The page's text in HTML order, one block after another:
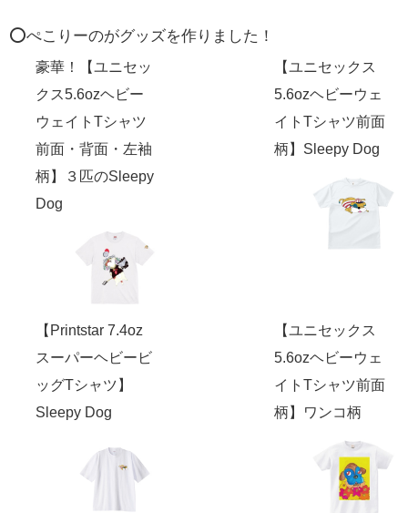
⭕️ぺこりーのがグッズを作りました！
豪華！【ユニセッ
クス5.6ozヘビー
ウェイトTシャツ
前面・背面・左袖
柄】３匹のSleepy
Dog
【ユニセックス
5.6ozヘビーウェ
イトTシャツ前面
柄】Sleepy Dog
【Printstar 7.4oz
スーパーヘビービ
ッグTシャツ】
Sleepy Dog
【ユニセックス
5.6ozヘビーウェ
イトTシャツ前面
柄】ワンコ柄